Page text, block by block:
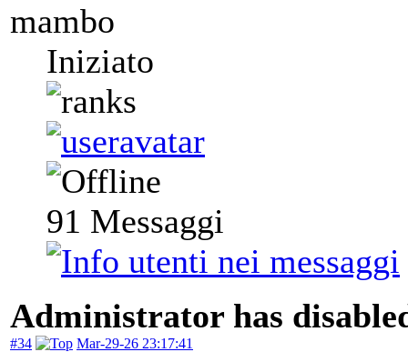
mambo
Iniziato
91 Messaggi
Administrator has
#34 Mar-29-26 23:17:41